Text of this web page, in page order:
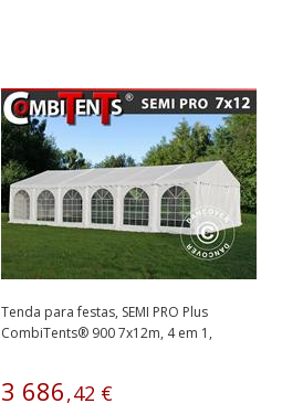
Tenda para festas, SEMI PRO Plus
CombiTents® 900 7x12m, 4 em 1,
3 686,42 €